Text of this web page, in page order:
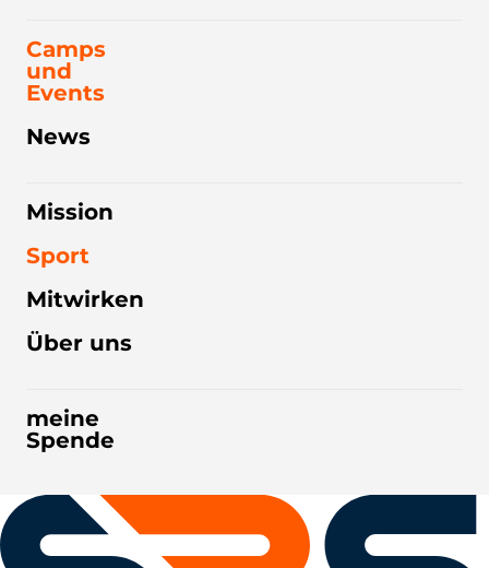
Camps
und
Events
News
Mission
Sport
Mitwirken
Über uns
meine
Spende